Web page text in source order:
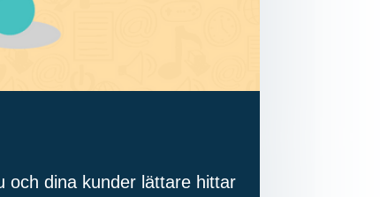
och dina kunder lättare hittar